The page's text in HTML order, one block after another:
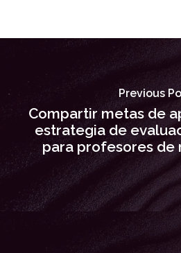
Previous
Compartir metas de
estrategia de
para profesores de